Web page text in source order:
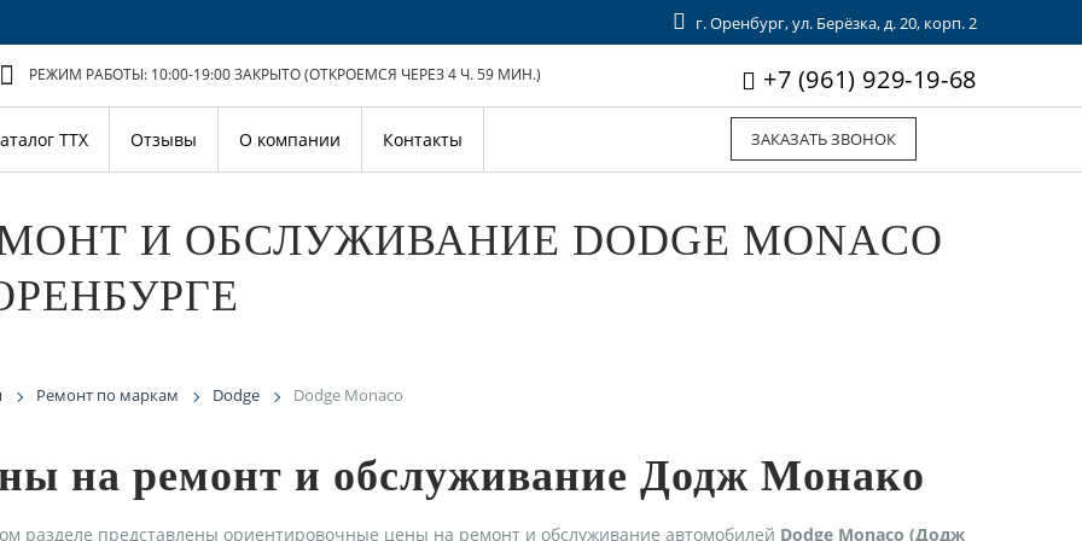
г. Оренбург, ул. Берёзка, д. 20, корп. 2
+7 (961) 929-19-68
РЕЖИМ РАБОТЫ: 10:00-19:00ЗАКРЫТО (ОТКРОЕМСЯ ЧЕРЕЗ 4 Ч. 59 МИН.)
ЗАКАЗАТЬ ЗВОНОК
ТТХ Отзывы О компании Контакты
И ОБСЛУЖИВАНИЕ DODGE MONACO
Ремонт по маркам Dodge Dodge Monaco
на ремонт и обслуживание Додж Монако
разделе представлены ориентировочные цены на ремонт и обслуживание автомобилей Dodge Monaco (Додж